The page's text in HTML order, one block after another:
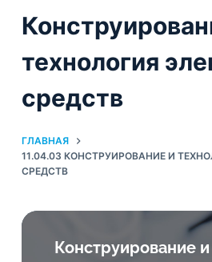
и
с
т
технология
средств
ГЛАВНАЯ
11.04.03 КОНСТРУИРОВАНИЕ И
СРЕДСТВ
Конструирование и